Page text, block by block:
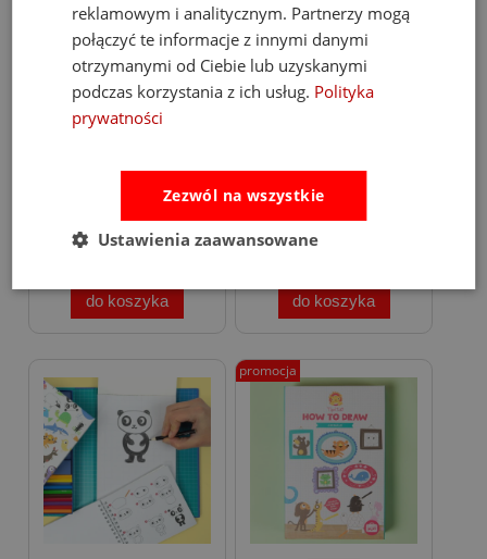
-20%
36,00 zł45,00 zł
do koszyka
-20%
Tribe
55,00 zł
do koszyka
promocja
reklamowym i analitycznym. Partnerzy mogą
połączyć te informacje z innymi danymi
otrzymanymi od Ciebie lub uzyskanymi
podczas korzystania z ich usług. Polityka
prywatności
Zezwól na wszystkie
Ustawienia zaawansowane